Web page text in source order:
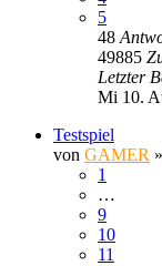
5
48
49885
Letzter
Mi 10.
Testspiel
von GAMER »
1
…
9
10
11